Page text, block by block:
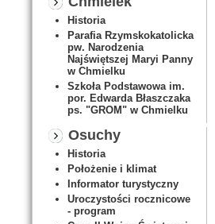
Historia
Parafia Rzymskokatolicka
pw. Narodzenia
Najświętszej Maryi Panny
w Chmielku
Szkoła Podstawowa im.
por. Edwarda Błaszczaka
ps. "GROM" w Chmielku
Osuchy
Historia
Położenie i klimat
Informator turystyczny
Uroczystości rocznicowe
- program